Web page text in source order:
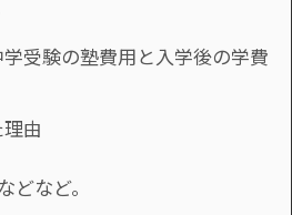
受験の塾費用と入学後の学費
由
などなど。